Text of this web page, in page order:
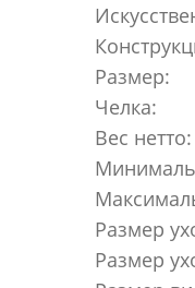
Размер:
Челка:
Вес нетто:
Размер
Размер